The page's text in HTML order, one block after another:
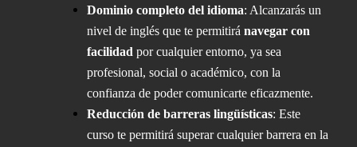
Dominio completo del idioma: Alcanzarás un
nivel de inglés que te permitirá navegar con
facilidadpor cualquier entorno, ya sea
profesional, social o académico, con la
confianza de poder comunicarte eficazmente.
Reducción de barreras lingüísticas: Este
curso te permitirá superar cualquier barrera en la